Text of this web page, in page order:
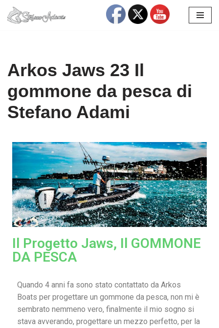
Arkos Jaws 23 Il
gommone da pesca di
Stefano Adami
Il Progetto Jaws, Il GOMMONE
DA PESCA
Quando 4 anni fa sono stato contattato da Arkos
Boats per progettare un gommone da pesca, non mi è
sembrato nemmeno vero, finalmente il mio sogno si
stava avverando, progettare un mezzo perfetto, per la